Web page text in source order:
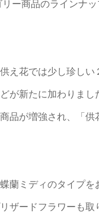
ー商品のラインナ
え花では少し珍しい
が新たに加わりまし
品が増強され、「供
蘭ミディのタイプを
ザードフラワーも取